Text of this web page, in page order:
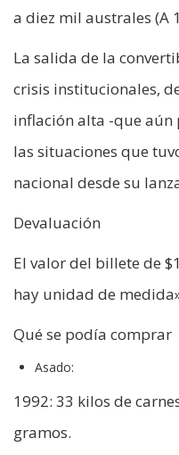
a diez mil australes (A
La salida de la
crisis institucionales,
inflación alta -que
las situaciones que
nacional desde su
Devaluación
El valor del billete de
hay unidad de
Qué se podía comprar
Asado:
1992: 33 kilos de
gramos.